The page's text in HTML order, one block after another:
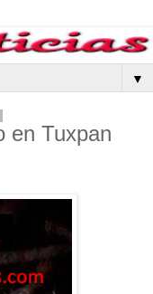
▼
en Tuxpan